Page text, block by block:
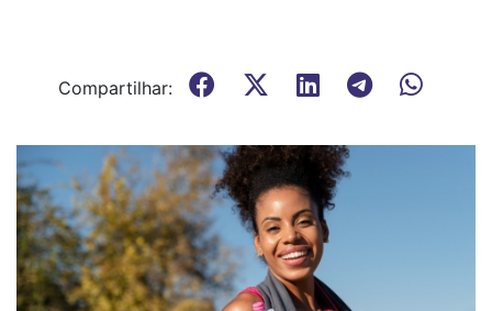
Compartilhar: